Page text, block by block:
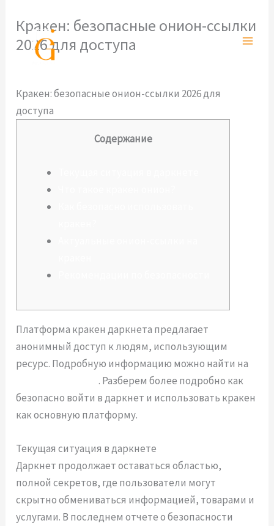
contenido
Кракен: безопасные онион-ссылки
2026 для доступа
Кракен: безопасные онион-ссылки 2026 для
доступа
Содержание
Платформа кракен даркнета предлагает
анонимный доступ к людям, использующим
ресурс. Подробную информацию можно найти на
https://kra2at.com. Разберем более подробно как
безопасно войти в даркнет и использовать кракен
как основную платформу.
Текущая ситуация в даркнете
Даркнет продолжает оставаться областью,
полной секретов, где пользователи могут
скрытно обмениваться информацией, товарами и
услугами. В последнем отчете о безопасности